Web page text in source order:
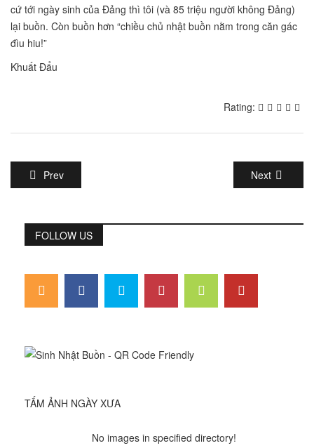
cứ tới ngày sinh của Đảng thì tôi (và 85 triệu người không Đảng)
lại buồn. Còn buồn hơn “chiều chủ nhật buồn nằm trong căn gác
đìu hiu!”
Khuất Đẩu
Rating:
Prev Next
FOLLOW US
TẤM ẢNH NGÀY XƯA
No images in specified directory!